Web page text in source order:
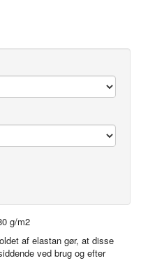
g/m2
af elastan gør, at disse
ved brug og efter